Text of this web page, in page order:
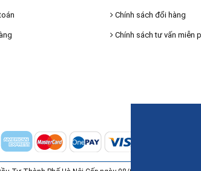
Chính sách đổi hàng
Chính sách tư vấn miễn